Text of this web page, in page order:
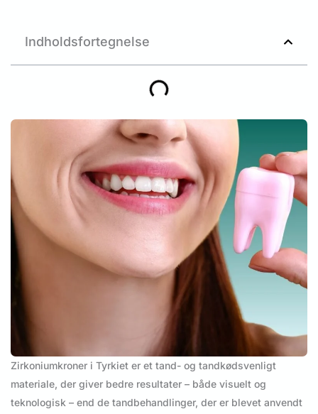
Indholdsfortegnelse
Zirkoniumkroner i Tyrkiet er et tand- og tandkødsvenligt
materiale, der giver bedre resultater – både visuelt og
teknologisk – end de tandbehandlinger, der er blevet anvendt